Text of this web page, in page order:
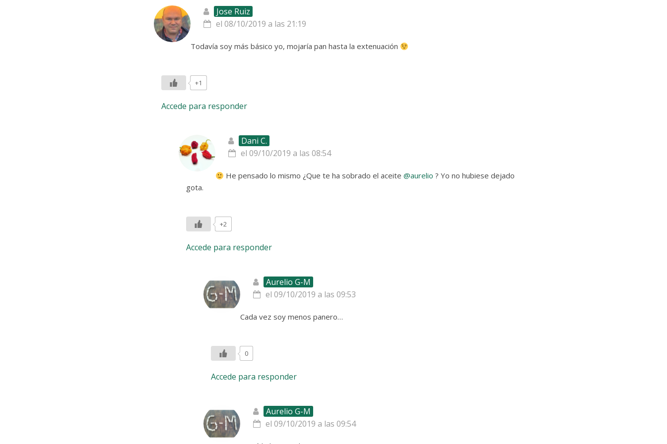
Jose Ruiz
el 08/10/2019 a las 21:19
Todavía soy más básico yo, mojaría pan hasta la extenuación
+1
Accede para responder
Dani C.
el 09/10/2019 a las 08:54
He pensado lo mismo ¿Que te ha sobrado el aceite @aurelio ? Yo no hubiese dejado
gota.
+2
Accede para responder
Aurelio G-M
el 09/10/2019 a las 09:53
Cada vez soy menos panero…
0
Accede para responder
Aurelio G-M
el 09/10/2019 a las 09:54